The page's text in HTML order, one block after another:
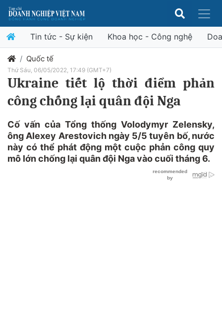
Tin tức - Sự kiện Khoa học - Công nghệ
Quốc tế
Thứ Sáu, 06/05/2022, 17:49 (GMT+7)
Ukraine tiết lộ thời điểm phản
công chống lại quân đội Nga
Cố vấn của Tổng thống Volodymyr Zelensky,
ông Alexey Arestovich ngày 5/5 tuyên bố, nước
này có thể phát động một cuộc phản công quy
mô lớn chống lại quân đội Nga vào cuối tháng 6.